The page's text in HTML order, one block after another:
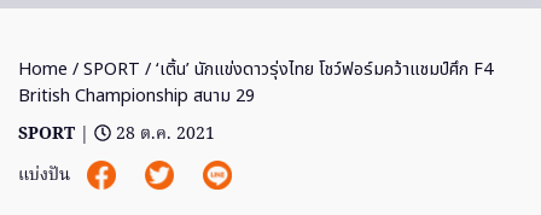
Home /SPORT / ‘เติ้น’ นักแข่งดาวรุ่งไทย โชว์ฟอร์มคว้าแชมป์ศึก F4
British Championship สนาม 29
SPORT |
28 ต.ค. 2021
แบ่งปัน